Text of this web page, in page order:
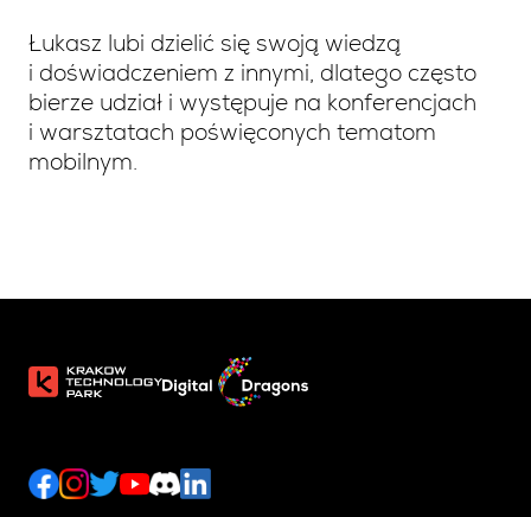
Łukasz lubi dzielić się swoją wiedzą
i doświadczeniem z innymi, dlatego często
bierze udział i występuje na konferencjach
i warsztatach poświęconych tematom
mobilnym.